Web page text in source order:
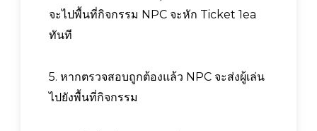
จะไปพื้นที่กิจกรรม NPC จะหัก Ticket 1ea
ทันที
5. หากตรวจสอบถูกต้องแล้ว NPC จะส่งผู้เล่น
ไปยังพื้นที่กิจกรรม